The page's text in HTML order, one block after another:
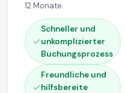
12 Monate.
Schneller und
unkomplizierter
Buchungsprozess
Freundliche und
hilfsbereite